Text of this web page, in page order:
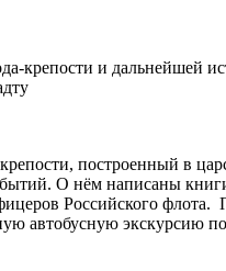
крепости и дальнейшей
построенный в
О нём написаны
Российского
автобусную экскурсию